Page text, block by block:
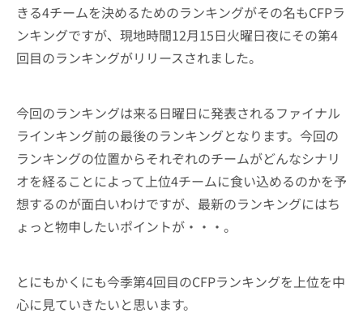
きる4チームを決めるためのランキングがその名もCFPラ
ンキングですが、現地時間12月15日火曜日夜にその第4
回目のランキングがリリースされました。
今回のランキングは来る日曜日に発表されるファイナル
ラインキング前の最後のランキングとなります。今回の
ランキングの位置からそれぞれのチームがどんなシナリ
オを経ることによって上位4チームに食い込めるのかを予
想するのが面白いわけですが、最新のランキングにはち
ょっと物申したいポイントが・・・。
とにもかくにも今季第4回目のCFPランキングを上位を中
心に見ていきたいと思います。